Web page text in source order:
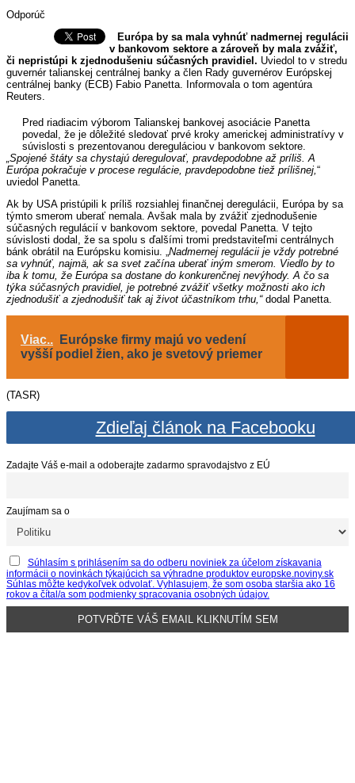
Odporúč
Európa by sa mala vyhnúť nadmernej regulácii
v bankovom sektore a zároveň by mala zvážiť,
či nepristúpi k zjednodušeniu súčasných pravidiel. Uviedol to v stredu
guvernér talianskej centrálnej banky a člen Rady guvernérov Európskej
centrálnej banky (ECB) Fabio Panetta. Informovala o tom agentúra
Reuters.
Pred riadiacim výborom Talianskej bankovej asociácie Panetta
povedal, že je dôležité sledovať prvé kroky americkej administratívy v
súvislosti s prezentovanou dereguláciou v bankovom sektore.
„Spojené štáty sa chystajú deregulovať, pravdepodobne až príliš. A
Európa pokračuje v procese regulácie, pravdepodobne tiež prílišnej, “
uviedol Panetta.
Ak by USA pristúpili k príliš rozsiahlej finančnej deregulácii, Európa by sa
týmto smerom uberať nemala. Avšak mala by zvážiť zjednodušenie
súčasných regulácií v bankovom sektore, povedal Panetta. V tejto
súvislosti dodal, že sa spolu s ďalšími tromi predstaviteľmi centrálnych
bánk obrátil na Európsku komisiu. „ Nadmernej regulácii je vždy potrebné
sa vyhnúť, najmä, ak sa svet začína uberať iným smerom. Viedlo by to
iba k tomu, že Európa sa dostane do konkurenčnej nevýhody. A čo sa
týka súčasných pravidiel, je potrebné zvážiť všetky možnosti ako ich
zjednodušiť a zjednodušiť tak aj život účastníkom trhu,“dodal Panetta.
Viac..
Európske firmy majú vo vedení
vyšší podiel žien, ako je svetový priemer
(TASR)
Zdieľaj článok na Facebooku
Zadajte Váš e-mail a odoberajte zadarmo spravodajstvo z EÚ
Zaujímam sa o
Súhlasím s prihlásením sa do odberu noviniek za účelom získavania
informácii o novinkách týkajúcich sa výhradne produktov europske.noviny.sk
Súhlas môžte kedykoľvek odvolať. Vyhlasujem, že som osoba staršia ako 16
rokov a čítal/a som podmienky spracovania osobných údajov.